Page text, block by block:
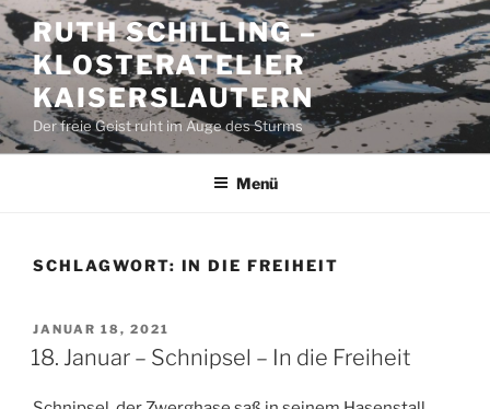
Zum
Inhalt
springen
RUTH SCHILLING –
KLOSTERATELIER
KAISERSLAUTERN
Der freie Geist ruht im Auge des Sturms
Menü
SCHLAGWORT: IN DIE FREIHEIT
VERÖFFENTLICHT
AM
JANUAR 18, 2021
18. Januar – Schnipsel – In die Freiheit